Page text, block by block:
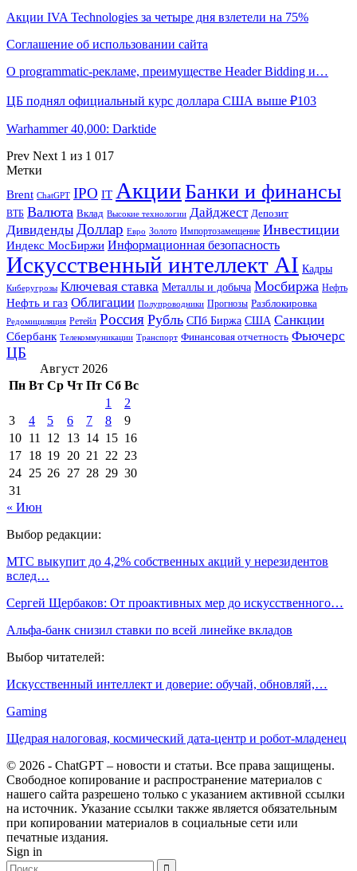
Акции IVA Technologies за четыре дня взлетели на 75%
Соглашение об использовании сайта
О programmatic-рекламе, преимуществе Header Bidding и…
ЦБ поднял официальный курс доллара США выше ₽103
Warhammer 40,000: Darktide
Prev Next 1 из 1 017
Метки
Brent ChatGPT IPO IT АкцииБанки и финансы
ВТБ Валюта Вклад Высокие технологии Дайджест Депозит
Дивиденды Доллар Евро Золото Импортозамещение Инвестиции
Индекс МосБиржи Информационная безопасность
Искусственный интеллект AI Кадры
Киберугрозы Ключевая ставка Металлы и добыча Мосбиржа Нефть
Нефть и газ Облигации Полупроводники Прогнозы Разблокировка
Редомициляция Ретейл Россия Рубль СПб Биржа США Санкции
Сбербанк Телекоммуникации Транспорт Финансовая отчетность Фьючерс
ЦБ
Август 2026
Пн Вт Ср Чт Пт Сб Вс
1
2
3
4 5 6 7 8
9
10 11 12 13 14 15 16
17 18 19 20 21 22 23
24 25 26 27 28 29 30
31
« Июн
Выбор редакции:
МТС выкупит до 4,2% собственных акций у нерезидентов
вслед…
Сергей Щербаков: От проактивных мер до искусственного…
Альфа-банк снизил ставки по всей линейке вкладов
Выбор читателей:
Искусственный интеллект и доверие: обучай, обновляй,…
Gaming
Щедрая налоговая, космический дата-центр и робот-младенец
© 2026 - ChatGPT – новости и статьи. Все права защищены.
Свободное копирование и распространение материалов с
нашего сайта разрешено только с указанием активной ссылки
на источник. Указание ссылки также является обязательным
при копировании материалов в социальные сети или
печатные издания.
Sign in